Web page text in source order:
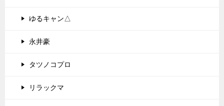
ゆるキャン△
永井豪
タツノコプロ
リラックマ